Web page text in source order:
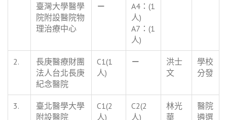
臺灣大學醫學
院附設醫院物
理治療中心
－
A4：(1
人)
A7：(1
人)
2.
長庚醫療財團
法人台北長庚
紀念醫院
C1(1
人)
－
洪士
文
學校
分發
3.
臺北醫學大學
附設醫院
C1(2
人)
C2(2
人)
林光
華
醫院
遴選